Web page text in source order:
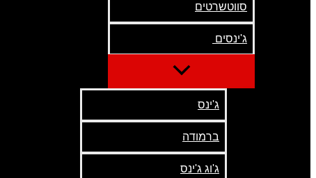
סווטשרטים
ג'ינסים
ג'ינס
ברמודה
ג'וג ג'ינס